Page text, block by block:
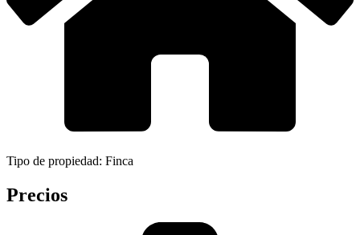
Tipo de propiedad: Finca
Precios